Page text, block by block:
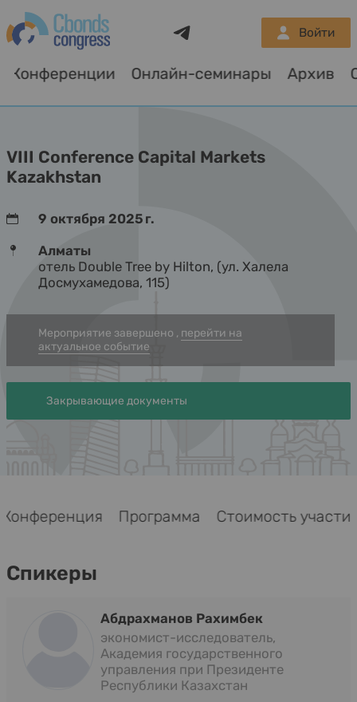
Конференции Онлайн-семинары Архив
Войти
VIII Conference Capital Markets
Kazakhstan
9 октября 2025 г.
Алматы
отель Double Tree by Hilton, (ул. Халела
Досмухамедова, 115)
Мероприятие завершено , перейти на
актуальное событие
Закрывающие документы
Программа Стоимость участия
Спикеры
Абдрахманов Рахимбек
экономист-исследователь,
Академия государственного
управления при Президенте
Республики Казахстан